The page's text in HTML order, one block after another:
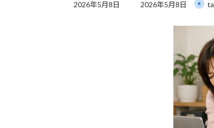
2026年5月8日
最
2026年5月8日